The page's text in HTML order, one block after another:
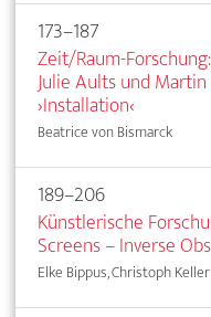
173–187
Zeit/Raum-
Julie Aults und
›Installation‹
Beatrice von Bismarck
189–206
Künstlerische
Screens – Inverse
Elke Bippus, Christoph Keller